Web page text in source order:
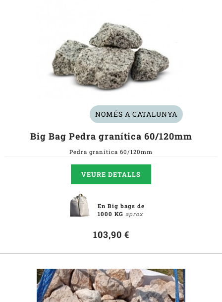
NOMÉS A CATALUNYA
Big Bag Pedra granítica 60/120mm
Pedra granítica 60/120mm
VEURE DETALLS
En Big bags de
1000 KG aprox
103,90 €